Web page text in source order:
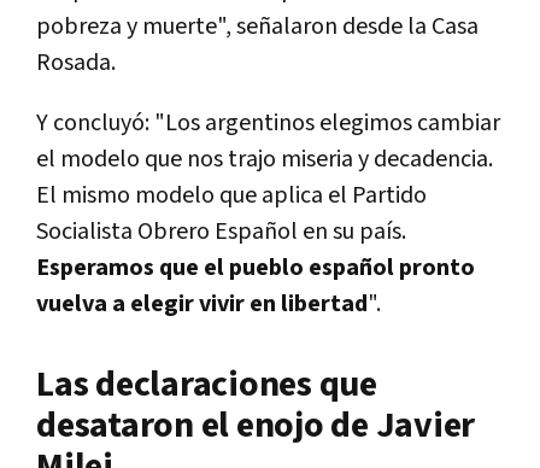
pobreza y muerte", señalaron desde la Casa
Rosada.
Y concluyó: "Los argentinos elegimos cambiar
el modelo que nos trajo miseria y decadencia.
El mismo modelo que aplica el Partido
Socialista Obrero Español en su país.
Esperamos que el pueblo español pronto
vuelva a elegir vivir en libertad".
Las declaraciones que
desataron el enojo de Javier